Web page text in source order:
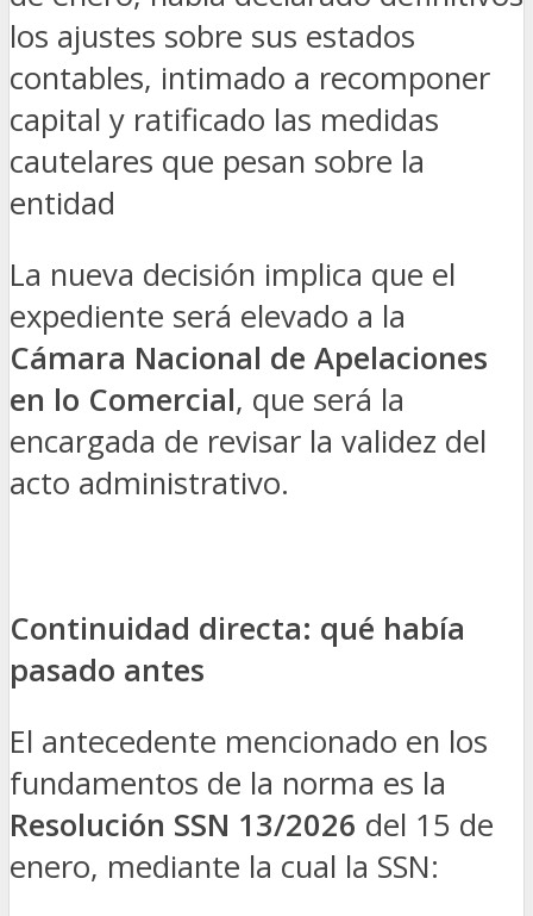
los ajustes sobre sus estados
contables, intimado a recomponer
capital y ratificado las medidas
cautelares que pesan sobre la
entidad
La nueva decisión implica que el
expediente será elevado a la
Cámara Nacional de Apelaciones
en lo Comercial, que será la
encargada de revisar la validez del
acto administrativo.
Continuidad directa: qué había
pasado antes
El antecedente mencionado en los
fundamentos de la norma es la
Resolución SSN 13/2026 del 15 de
enero, mediante la cual la SSN: